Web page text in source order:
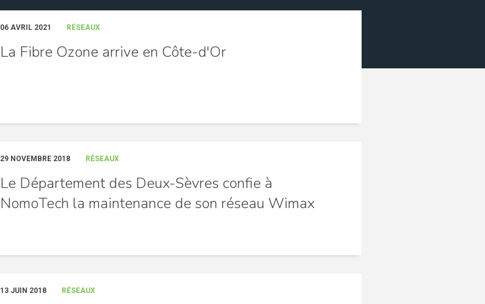
06 AVRIL 2021 RÉSEAUX
La Fibre Ozone arrive en Côte-d'Or
29 NOVEMBRE 2018 RÉSEAUX
Le Département des Deux-Sèvres confie à
NomoTech la maintenance de son réseau Wimax
13 JUIN 2018 RÉSEAUX